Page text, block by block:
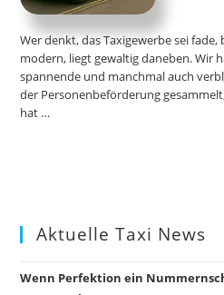
Wer denkt, das Taxigewerbe sei
modern, liegt gewaltig daneben. Wir
spannende und manchmal auch
der Personenbeförderung
hat …
Aktuelle Taxi News
Wenn Perfektion ein